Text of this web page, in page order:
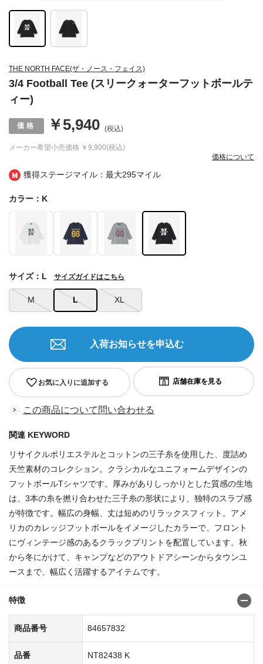
獲得ステージマイル：最大295マイル
THE NORTH FACE(ザ・ノース・フェイス)
3/4 Football Tee (スリークォーターフットボールテ
ィー)
メーカー希望小売価格 ￥9,900(税込)
￥5,940 (税込)
価格について
カラー：K
M L XL
サイズ：L サイズガイドはこちら
お気に入りに追加する
入荷お知らせを申込む
この商品について問い合わせる
関連 KEYWORD
リサイクルポリエステルとコットンの三子糸を使用した、度詰め
天竺素材のコレクション。クラシカルなユニフォームデザインの
フットボールTシャツです。厚みがありしっかりとした質感の生地
は、3本の糸を撚り合わせた三子糸の形状により、独特のスラブ感
が特徴です。幅広の身幅、丈は短めのリラックスフィット。アメ
リカのカレッジフットボールをイメージしたカラーで、フロント
にヴィンテージ感のあるクラックプリントを配置しています。秋
から冬にかけて、キャンプなどのアウトドアシーンからタウンユ
ースまで、幅広く活躍するアイテムです。
特徴
商品番号 84657832
品番 NT82438 K